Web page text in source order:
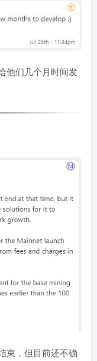
他们几个月时间发
束，但目前还不确